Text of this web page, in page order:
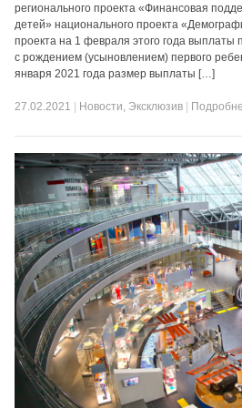
регионального проекта «Финансовая
детей» национального проекта
проекта на 1 февраля этого года выплаты
с рождением (усыновлением) первого
января 2021 года размер выплаты […]
27.02.2021 Новости, Эксклюзив